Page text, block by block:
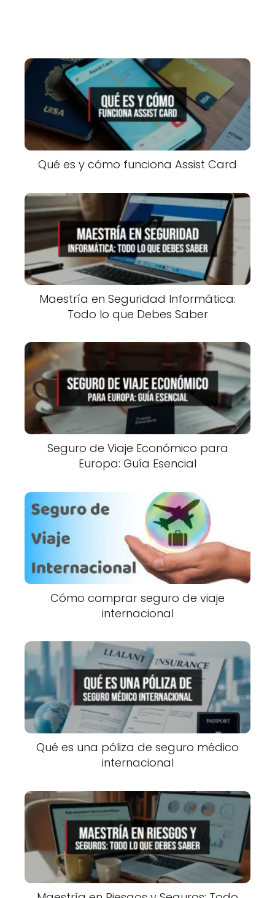
Qué es y cómo funciona Assist Card
Maestría en Seguridad Informática:
Todo lo que Debes Saber
Seguro de Viaje Económico para
Europa: Guía Esencial
Cómo comprar seguro de viaje
internacional
Qué es una póliza de seguro médico
internacional